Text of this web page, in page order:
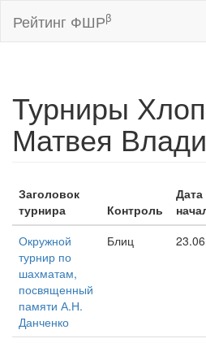
Рейтинг ФШРβ
Турниры
Матвея
Заголовок
турнира
Контроль
Дата
Окружной
турнир по
шахматам,
посвященный
памяти А.Н.
Данченко
Блиц